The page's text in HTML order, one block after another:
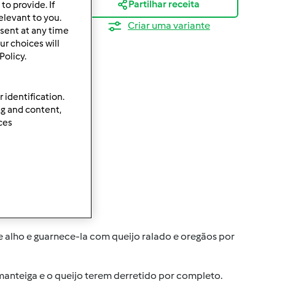
Partilhar receita
Criar uma variante
alho e guarnece-la com queijo ralado e oregãos por
e o queijo terem derretido por completo.
provide. If
to you.
at any time
choices will
identification.
and content,